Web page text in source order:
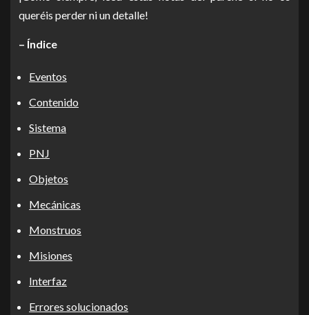
queréis perder ni un detalle!
– Índice
Eventos
Contenido
Sistema
PNJ
Objetos
Mecánicas
Monstruos
Misiones
Interfaz
Errores solucionados